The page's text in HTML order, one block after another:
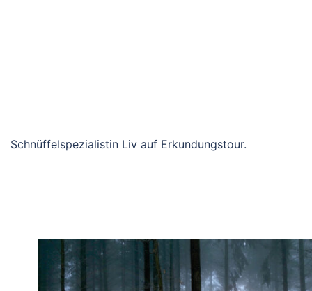
Schnüffelspezialistin Liv auf Erkundungstour.